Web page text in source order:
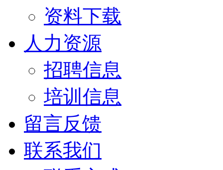
资料下载
人力资源
招聘信息
培训信息
留言反馈
联系我们